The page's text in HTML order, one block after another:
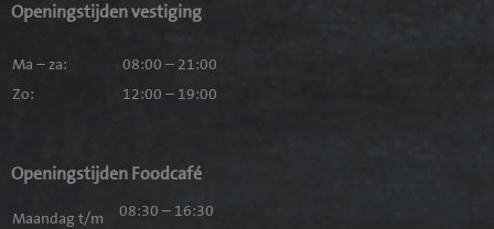
Openingstijden vestiging
Ma – za:
08:00 – 21:00
Zo:
12:00 – 19:00
Openingstijden Foodcafé
Maandag t/m
08:30 – 16:30